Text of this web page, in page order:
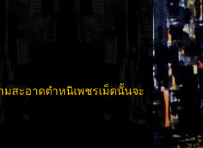
สะอาดตำหนิเพชรเม็ดนั้นจะ